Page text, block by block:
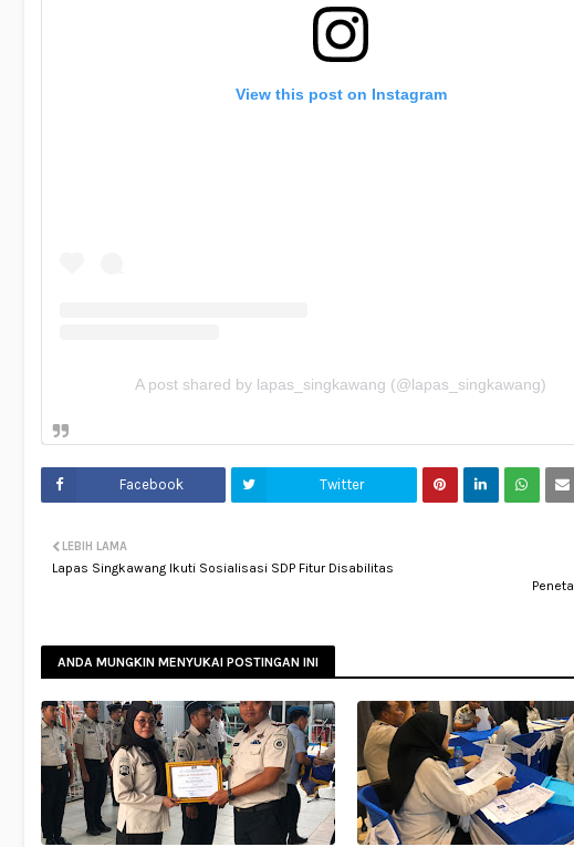
View this post on Instagram
A post shared by lapas_singkawang (@lapas_singkawang)
Facebook Twitter
LEBIH LAMA
Lapas Singkawang Ikuti Sosialisasi SDP Fitur Disabilitas
ANDA MUNGKIN MENYUKAI POSTINGAN INI